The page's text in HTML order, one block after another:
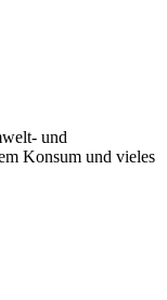
und
Konsum und vieles